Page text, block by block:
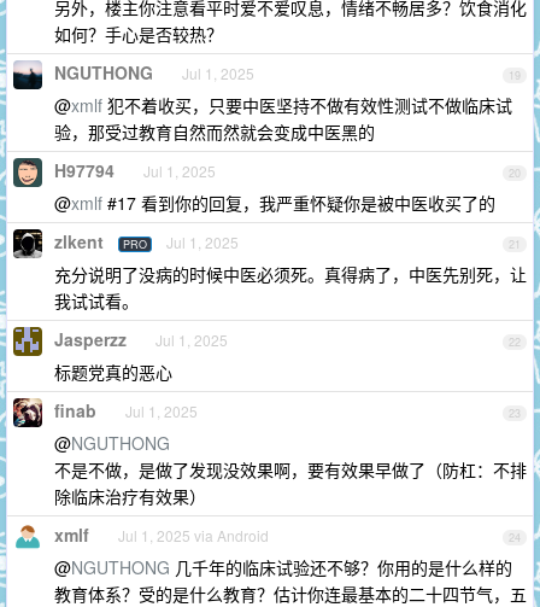
另外，楼主你注意看平时爱不爱叹息，情绪不畅居多？饮食消化
如何？手心是否较热？
19
NGUTHONG Jul 1, 2025
@xmlf 犯不着收买，只要中医坚持不做有效性测试不做临床试
验，那受过教育自然而然就会变成中医黑的
20
H97794 Jul 1, 2025
@xmlf #17 看到你的回复，我严重怀疑你是被中医收买了的
21
zlkent PRO Jul 1, 2025
充分说明了没病的时候中医必须死。真得病了，中医先别死，让
我试试看。
22
Jasperzz Jul 1, 2025
标题党真的恶心
23
finab Jul 1, 2025
@NGUTHONG
不是不做，是做了发现没效果啊，要有效果早做了（防杠：不排
除临床治疗有效果）
24
xmlf Jul 1, 2025 via Android
@NGUTHONG 几千年的临床试验还不够？你用的是什么样的
教育体系？受的是什么教育？估计你连最基本的二十四节气，五